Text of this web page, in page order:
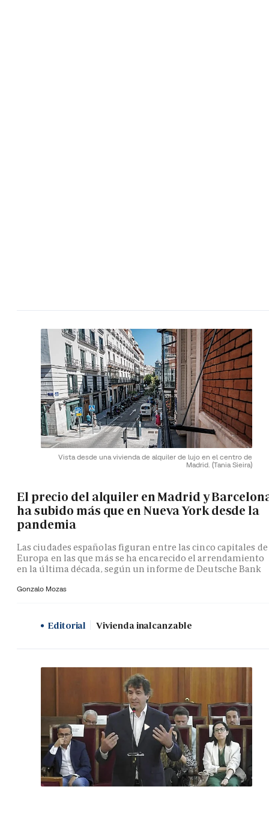
Vista desde una vivienda de alquiler de lujo en el centro de
Madrid. (Tania Sieira)
El precio del alquiler en Madrid y
ha subido más que en Nueva York desde la
pandemia
Las ciudades españolas figuran entre las cinco capitales de
Europa en las que más se ha encarecido el arrendamiento
en la última década, según un informe de Deutsche Bank
Gonzalo Mozas
Editorial Vivienda inalcanzable